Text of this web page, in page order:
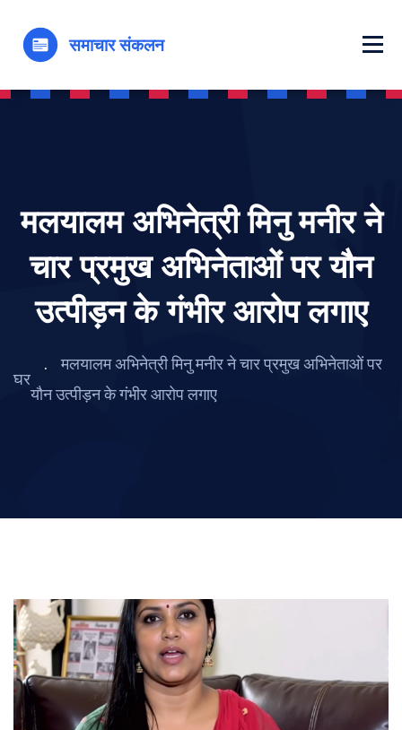
मलयालम अभिनेत्री मिनु मनीर ने
चार प्रमुख अभिनेताओं पर यौन
उत्पीड़न के गंभीर आरोप लगाए
घर
मलयालम अभिनेत्री मिनु मनीर ने चार प्रमुख अभिनेताओं पर
यौन उत्पीड़न के गंभीर आरोप लगाए